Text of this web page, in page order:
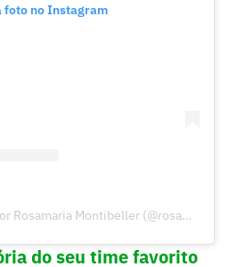
foto no Instagram
Um post compartilhado por Rosamaria Montibeller (@rosamariaoficial)
do seu time favorito